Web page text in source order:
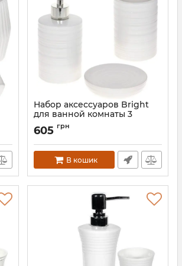
Набор аксессуаров Bright
для ванной комнаты 3
предмета "Белый Камень"
керамика
Артикул: BD-304-971
605 грн
В кошик